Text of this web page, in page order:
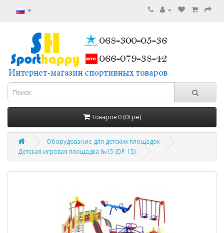
Товаров 0 (0Грн)
Оборудование для детских площадок
Детская игровая площадка №15 (DP-15)